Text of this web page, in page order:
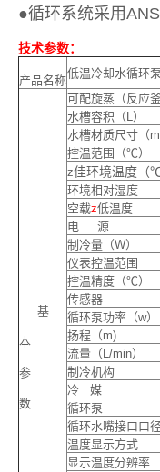
●循环系统采用
技术参数：
产品名称
低温冷却水循环
基
本
参
数
可配旋蒸（反应釜
水槽容积（L）
水槽材质尺寸（
控温范围（℃）
z佳环境温度（℃
环境相对湿度
空载z低温度
电 源
制冷量（W）
仪表控温范围
控温精度（℃）
传感器
循环泵功率（w）
扬程（m)
流量（L/min）
制冷机构
冷 媒
循环泵
循环水嘴接口口径
温度显示方式
显示温度分辨率